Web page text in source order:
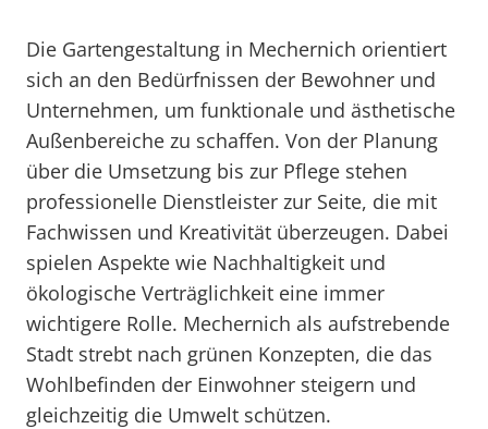
Die Gartengestaltung in Mechernich orientiert
sich an den Bedürfnissen der Bewohner und
Unternehmen, um funktionale und ästhetische
Außenbereiche zu schaffen. Von der Planung
über die Umsetzung bis zur Pflege stehen
professionelle Dienstleister zur Seite, die mit
Fachwissen und Kreativität überzeugen. Dabei
spielen Aspekte wie Nachhaltigkeit und
ökologische Verträglichkeit eine immer
wichtigere Rolle. Mechernich als aufstrebende
Stadt strebt nach grünen Konzepten, die das
Wohlbefinden der Einwohner steigern und
gleichzeitig die Umwelt schützen.